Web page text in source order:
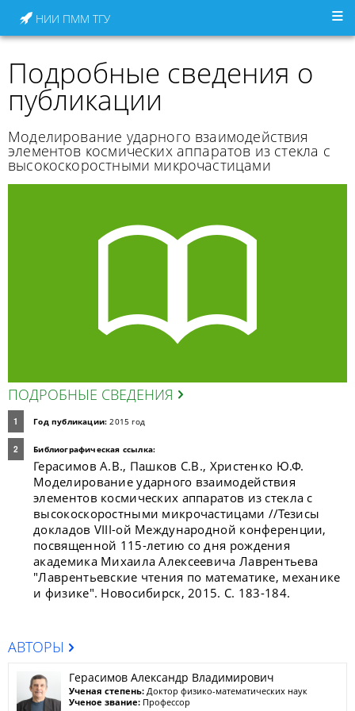
НИИ ПММ ТГУ
Подробные сведения о
публикации
Моделирование ударного взаимодействия
элементов космических аппаратов из стекла с
высокоскоростными микрочастицами
ПОДРОБНЫЕ СВЕДЕНИЯ
Год публикации: 2015 год
Библиографическая ссылка:
Герасимов А.В., Пашков С.В., Христенко Ю.Ф.
Моделирование ударного взаимодействия
элементов космических аппаратов из стекла с
высокоскоростными микрочастицами //Тезисы
докладов VIII-ой Международной конференции,
посвященной 115-летию со дня рождения
академика Михаила Алексеевича Лаврентьева
"Лаврентьевские чтения по математике, механике
и физике". Новосибирск, 2015. С. 183-184.
АВТОРЫ
Герасимов Александр Владимирович
Ученая степень: Доктор физико-математических наук
Ученое звание: Профессор